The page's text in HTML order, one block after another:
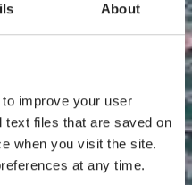
About
improve your user
files that are saved on
when you visit the site.
at any time.